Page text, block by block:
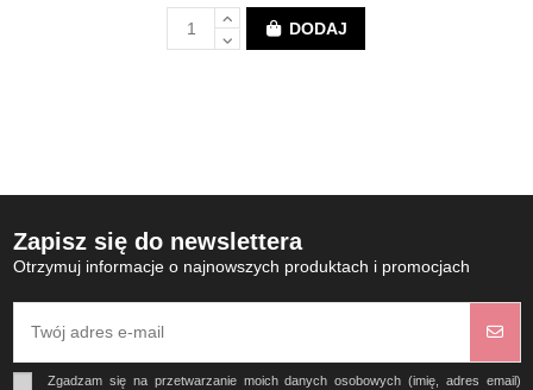
DODAJ
Zapisz się do newslettera
Otrzymuj informacje o najnowszych produktach i promocjach
Zgadzam się na przetwarzanie moich danych osobowych (imię, adres email)